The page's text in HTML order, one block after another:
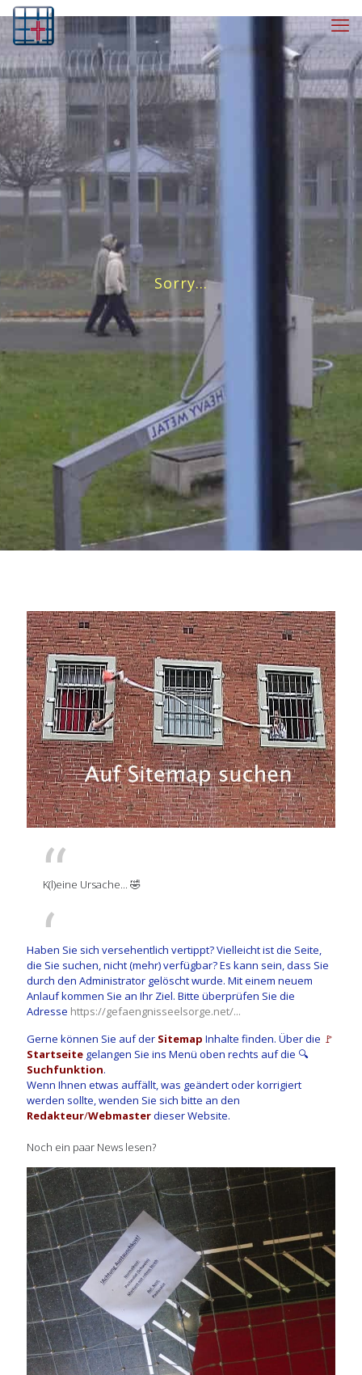
Sorry…
K(l)eine Ursache... 🤣
Haben Sie sich versehentlich vertippt? Vielleicht ist die Seite,
die Sie suchen, nicht (mehr) verfügbar? Es kann sein, dass Sie
durch den Administrator gelöscht wurde. Mit einem neuem
Anlauf kommen Sie an Ihr Ziel. Bitte überprüfen Sie die
Adresse https://gefaengnisseelsorge.net/...
Gerne können Sie auf der Sitemap Inhalte finden. Über die 🚩
Startseite gelangen Sie ins Menü oben rechts auf die 🔍
Suchfunktion.
Wenn Ihnen etwas auffällt, was geändert oder korrigiert
werden sollte, wenden Sie sich bitte an den
Redakteur/Webmasterdieser Website.
Noch ein paar News lesen?